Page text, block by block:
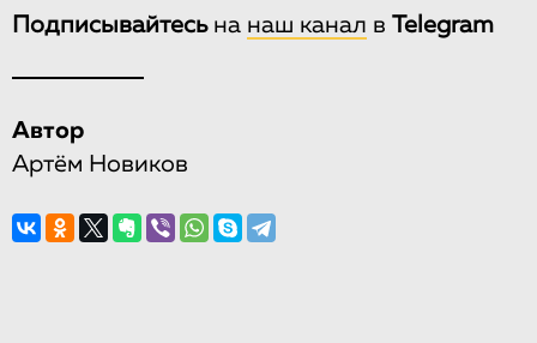
Подписывайтесьна наш канал в Telegram
Автор
Артём Новиков